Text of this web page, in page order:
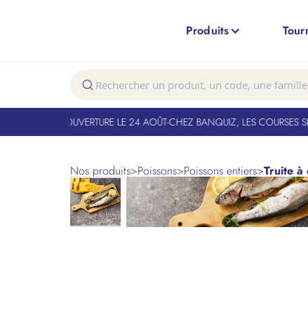
Produits
FERMÉ. RÉOUVERTURE LE 24 AOÛT-CHEZ BANQUIZ, LES COURSES SE
Nos produits>Poissons>Poissons entiers>Truite à